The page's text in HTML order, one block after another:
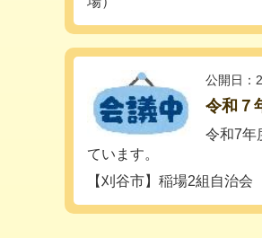
公開日：
令和７
令和7年
ています。
【刈谷市】稲場2組自治会